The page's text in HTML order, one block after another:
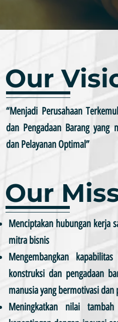
Our
“Menjadi Perusahaan
dan Pengadaan Barang yang
dan Pelayanan Optimal”
Our
Menciptakan hubungan kerja
mitra bisnis
Mengembangkan
konstruksi dan pengadaan
manusia yang bermotivasi dan
Meningkatkan nilai